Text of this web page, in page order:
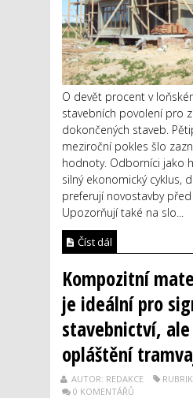
O devět procent v
stavebních povolení pro
dokončených staveb.
meziroční pokles šlo
hodnoty. Odborníci jako
silný ekonomický cyklus,
preferují novostavby
Upozorňují také na slo...
Číst dál
Kompozitní
je ideální pro
stavebnictví,
opláštění
AUTOR: REDAKCE
0 KOMENTÁŘŮ